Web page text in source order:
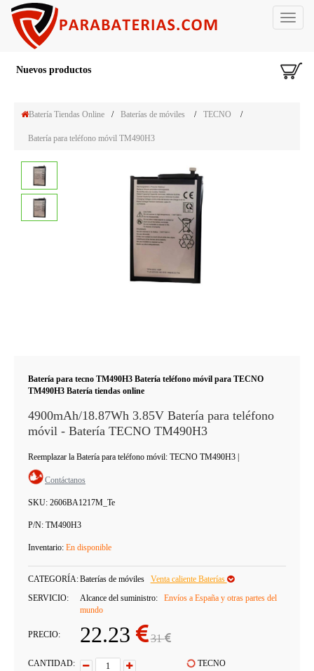
Toggle
Nuevos productos
Batería Tiendas Online / Baterías de móviles / TECNO /
Batería para teléfono móvil TM490H3
Batería para tecno TM490H3 Batería teléfono móvil para TECNO
TM490H3 Batería tiendas online
4900mAh/18.87Wh 3.85V Batería para teléfono
móvil - Batería TECNO TM490H3
Reemplazar la Batería para teléfono móvil: TECNO TM490H3
Contáctanos
SKU: 2606BA1217M_Te
P/N: TM490H3
Inventario: En disponible
CATEGORÍA:Baterías de móviles
Venta caliente Baterías
SERVICIO:
Alcance del suministro:
Envíos a España y otras partes del
mundo
PRECIO: 22.23 31
CANTIDAD: TECNO